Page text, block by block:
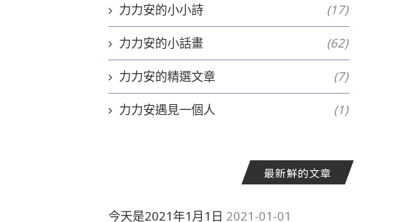
力力安的小小詩 (17)
力力安的小話畫 (62)
力力安的精選文章 (7)
力力安遇見一個人 (1)
最新鮮的文章
今天是2021年1月1日 2021-01-01